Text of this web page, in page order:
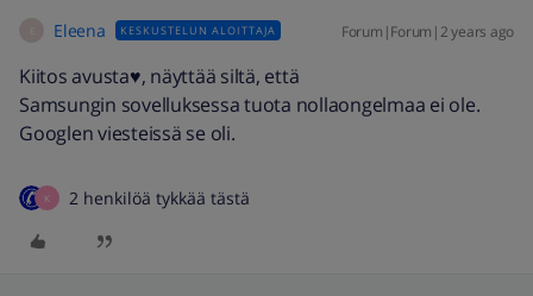
Eleena KESKUSTELUN ALOITTAJA Forum|Forum|2 years ago
Kiitos avusta♥️, näyttää siltä, että
Samsungin sovelluksessa tuota nollaongelmaa ei ole.
Googlen viesteissä se oli.
K 2 henkilöä tykkää tästä